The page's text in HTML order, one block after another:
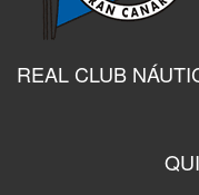
REAL CLUB